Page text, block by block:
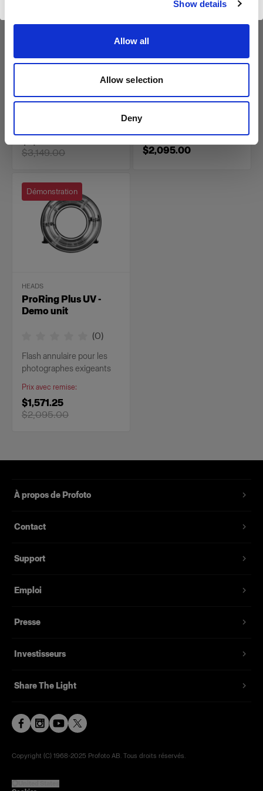
Show details
Allow all
Allow selection
Deny
Reflector - Demo unit
(0)
Une tête classique livrée
avec un réflecteur Zoom
$3,149.00
Flash annulaire pour les
$2,095.00
Démonstration
HEADS
ProRing Plus UV -
Demo unit
(0)
Flash annulaire pour les
photographes exigeants
Prix avec remise:
$1,571.25
$2,095.00
À propos de Profoto
Contact
Support
Emploi
Presse
Investisseurs
Share The Light
Copyright (C) 1968-2025 Profoto AB. Tous droits réservés.